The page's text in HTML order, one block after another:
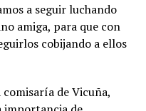
a seguir luchando
amiga, para que con
cobijando a ellos
de Vicuña,